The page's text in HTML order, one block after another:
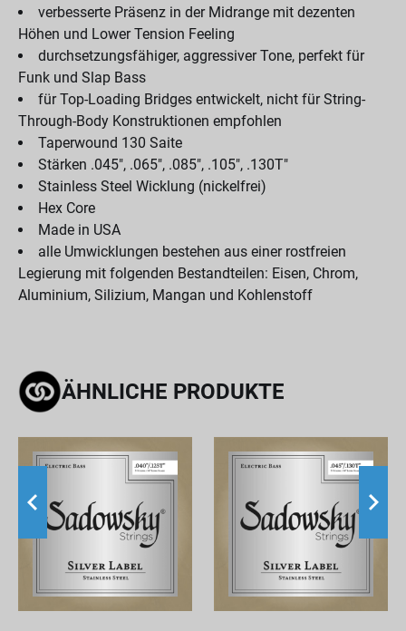
verbesserte Präsenz in der Midrange mit dezenten
Höhen und Lower Tension Feeling
durchsetzungsfähiger, aggressiver Tone, perfekt für
Funk und Slap Bass
für Top-Loading Bridges entwickelt, nicht für String-
Through-Body Konstruktionen empfohlen
Taperwound 130 Saite
Stärken .045", .065", .085", .105", .130T"
Stainless Steel Wicklung (nickelfrei)
Hex Core
Made in USA
alle Umwicklungen bestehen aus einer rostfreien
Legierung mit folgenden Bestandteilen: Eisen, Chrom,
Aluminium, Silizium, Mangan und Kohlenstoff
ÄHNLICHE PRODUKTE